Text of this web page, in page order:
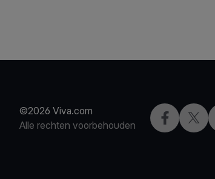
©2026 Viva.com
Alle rechten voorbehouden
Facebook
X